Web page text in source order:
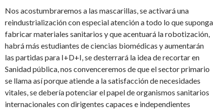
Nos acostumbraremos a las mascarillas, se activará una
reindustrialización con especial atención a todo lo que suponga
fabricar materiales sanitarios y que acentuará la robotización,
habrá más estudiantes de ciencias biomédicas y aumentarán
las partidas para I+D+I, se desterrará la idea de recortar en
Sanidad pública, nos convenceremos de que el sector primario
se llama así porque atiende a la satisfacción de necesidades
vitales, se debería potenciar el papel de organismos sanitarios
internacionales con dirigentes capaces e independientes